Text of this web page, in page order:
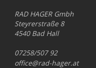
RAD HAGER Gmbh
Steyrerstraße 8
4540 Bad Hall
07258/507 92
office@rad-hager.at